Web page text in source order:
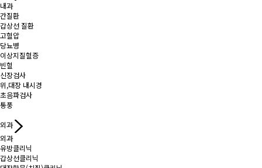
내과
간질환
갑상선 질환
고혈압
당뇨병
이상지질혈증
빈혈
신장검사
위,대장 내시경
초음파검사
통풍
외과
외과
유방클리닉
갑상선클리닉